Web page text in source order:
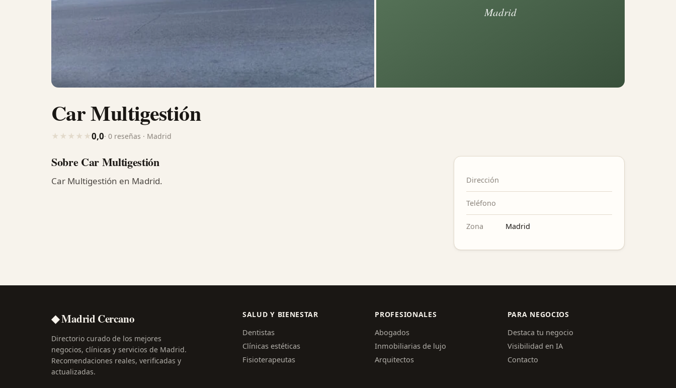
Car Multigestión
★ ★ ★ ★ ★0,0· 0 reseñas · Madrid
Sobre Car Multigestión
Car Multigestión en Madrid. Dirección
Teléfono
Zona Madrid
◆ Madrid Cercano
Directorio curado de los mejores
negocios, clínicas y servicios de Madrid.
Recomendaciones reales, verificadas y
actualizadas.
SALUD Y BIENESTAR
Dentistas
Clínicas estéticas
Fisioterapeutas
PROFESIONALES
Abogados
Inmobiliarias de lujo
Arquitectos
PARA NEGOCIOS
Destaca tu negocio
Visibilidad en IA
Contacto